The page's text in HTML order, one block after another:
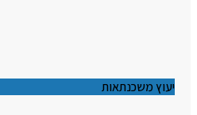
יעוץ משכנתאות